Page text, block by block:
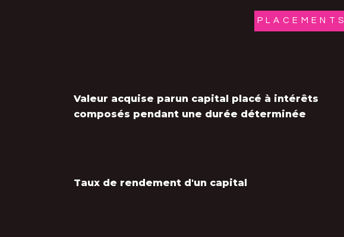
PLACEMENTS
Valeur acquise parun capital placé à intérêts
composés pendant une durée déterminée
Taux de rendement d'un capital